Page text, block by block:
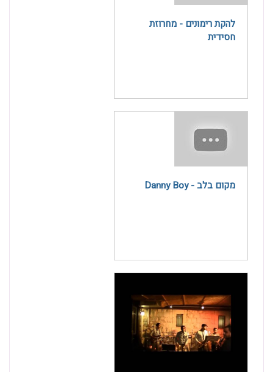
להקת רימונים - מחרוזת
חסידית
מקום בלב - Danny Boy